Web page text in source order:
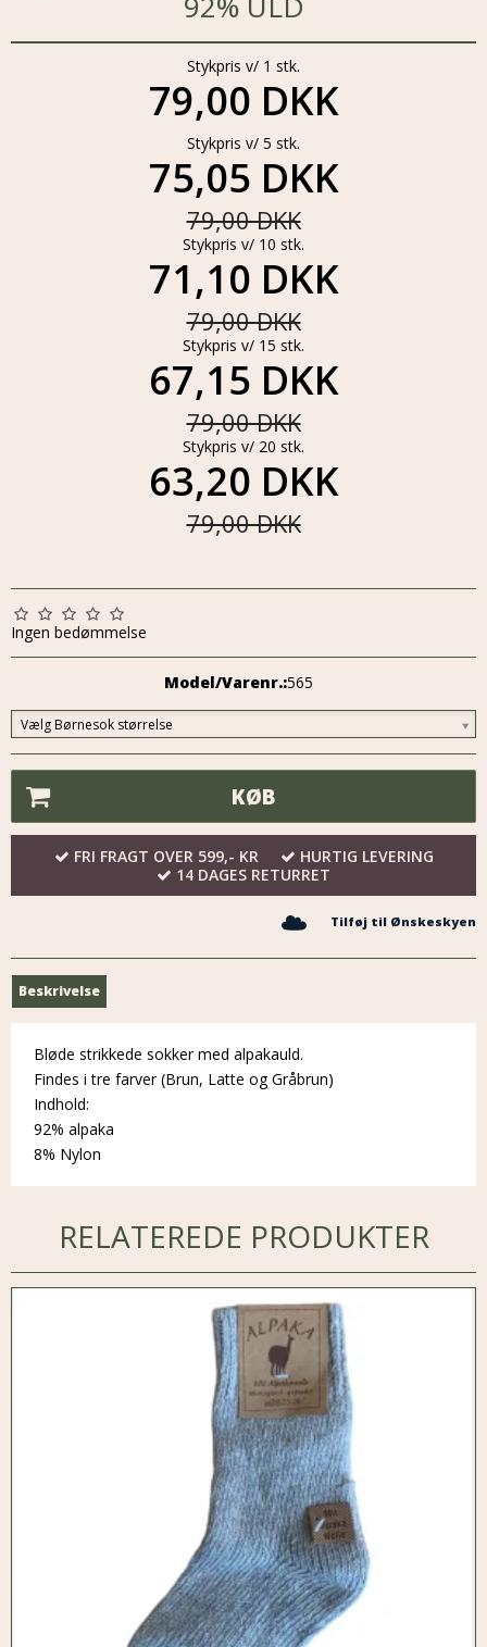
Stykpris v/ 1 stk.
79,00 DKK
Stykpris v/ 5 stk.
75,05 DKK
79,00 DKK
Stykpris v/ 10 stk.
71,10 DKK
79,00 DKK
Stykpris v/ 15 stk.
67,15 DKK
79,00 DKK
Stykpris v/ 20 stk.
63,20 DKK
79,00 DKK
Ingen bedømmelse
Model/Varenr.:565
Vælg Børnesok størrelse
KØB
FRI FRAGT OVER 599,- KR
HURTIG LEVERING
14 DAGES RETURRET
Tilføj til Ønskeskyen
Beskrivelse
Bløde strikkede sokker med alpakauld.
Findes i tre farver (Brun, Latte og Gråbrun)
Indhold:
92% alpaka
8% Nylon
RELATEREDE PRODUKTER